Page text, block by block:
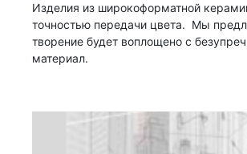
Изделия из широкоформатной
точностью передачи цвета. Мы
творение будет воплощено с
материал.